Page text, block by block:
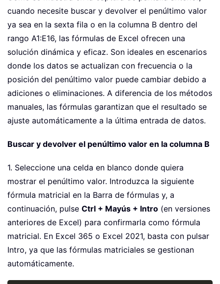
cuando necesite buscar y devolver el penúltimo valor
ya sea en la sexta fila o en la columna B dentro del
rango A1:E16, las fórmulas de Excel ofrecen una
solución dinámica y eficaz. Son ideales en escenarios
donde los datos se actualizan con frecuencia o la
posición del penúltimo valor puede cambiar debido a
adiciones o eliminaciones. A diferencia de los métodos
manuales, las fórmulas garantizan que el resultado se
ajuste automáticamente a la última entrada de datos.
Buscar y devolver el penúltimo valor en la columna B
1. Seleccione una celda en blanco donde quiera
mostrar el penúltimo valor. Introduzca la siguiente
fórmula matricial en la Barra de fórmulas y, a
continuación, pulse Ctrl + Mayús + Intro (en versiones
anteriores de Excel) para confirmarla como fórmula
matricial. En Excel 365 o Excel 2021, basta con pulsar
Intro, ya que las fórmulas matriciales se gestionan
automáticamente.